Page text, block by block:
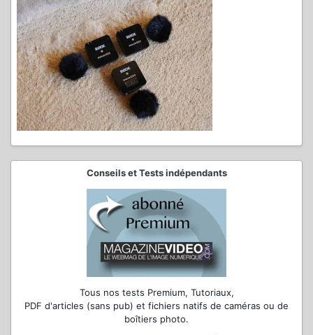
Conseils et Tests indépendants
Tous nos tests Premium, Tutoriaux,
PDF d'articles (sans pub) et fichiers natifs de caméras ou de
boîtiers photo.